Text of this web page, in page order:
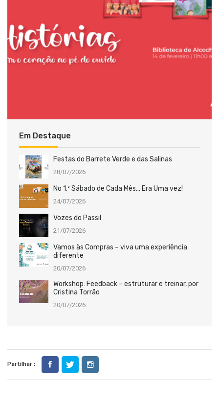
Em Destaque
Festas do Barrete Verde e das Salinas
28/07/2026
No 1.º Sábado de Cada Mês... Era Uma vez!
24/07/2026
Vozes do Passil
21/07/2026
Vamos às Compras – viva uma experiência
diferente
20/07/2026
Workshop: Feedback – estruturar e treinar, por
Cristina Torrão
20/07/2026
Partilhar :